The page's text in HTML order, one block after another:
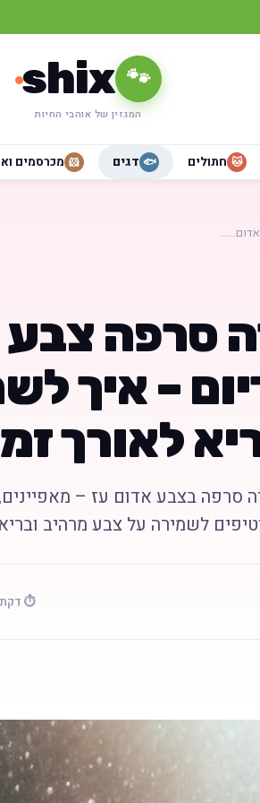
🐾
shix
המגזין של אוהבי החיות
🐱 חתולים 🐟 דגים 🐹 מכרסמים
סרפה צבע
– איך
לאורך
סרפה בצבע אדום עז –
לשמירה על צבע מרהיב
⏱️ דקת